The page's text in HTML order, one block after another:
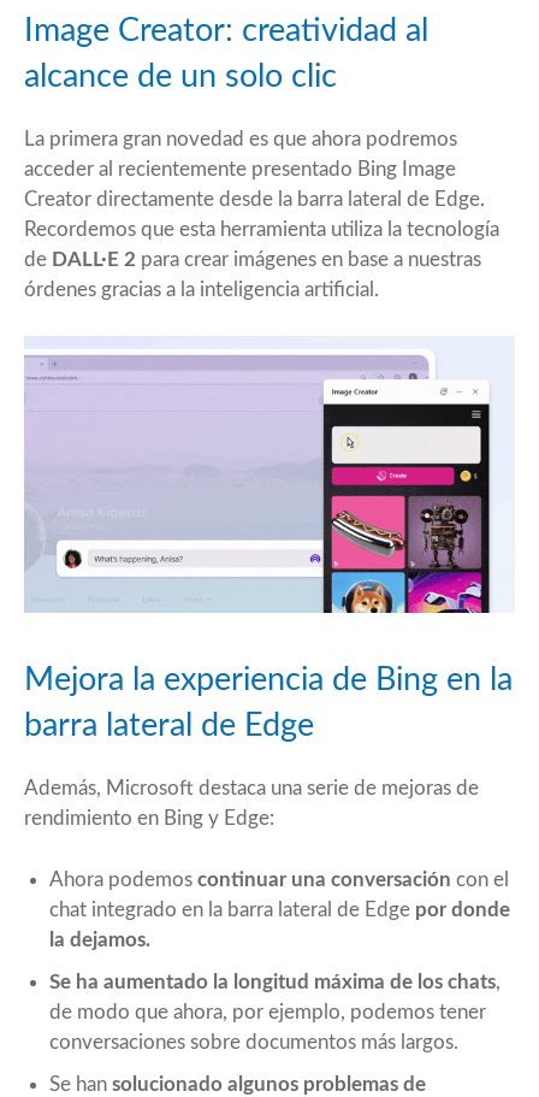
Image Creator: creatividad al
alcance de un solo clic
La primera gran novedad es que ahora podremos
acceder al recientemente presentado Bing Image
Creator directamente desde la barra lateral de Edge.
Recordemos que esta herramienta utiliza la tecnología
de DALL·E 2 para crear imágenes en base a nuestras
órdenes gracias a la inteligencia artificial.
Mejora la experiencia de Bing en la
barra lateral de Edge
Además, Microsoft destaca una serie de mejoras de
rendimiento en Bing y Edge:
Ahora podemos continuar una conversación con el
chat integrado en la barra lateral de Edge por donde
la dejamos.
Se ha aumentado la longitud máxima de los chats,
de modo que ahora, por ejemplo, podemos tener
conversaciones sobre documentos más largos.
Se han solucionado algunos problemas de